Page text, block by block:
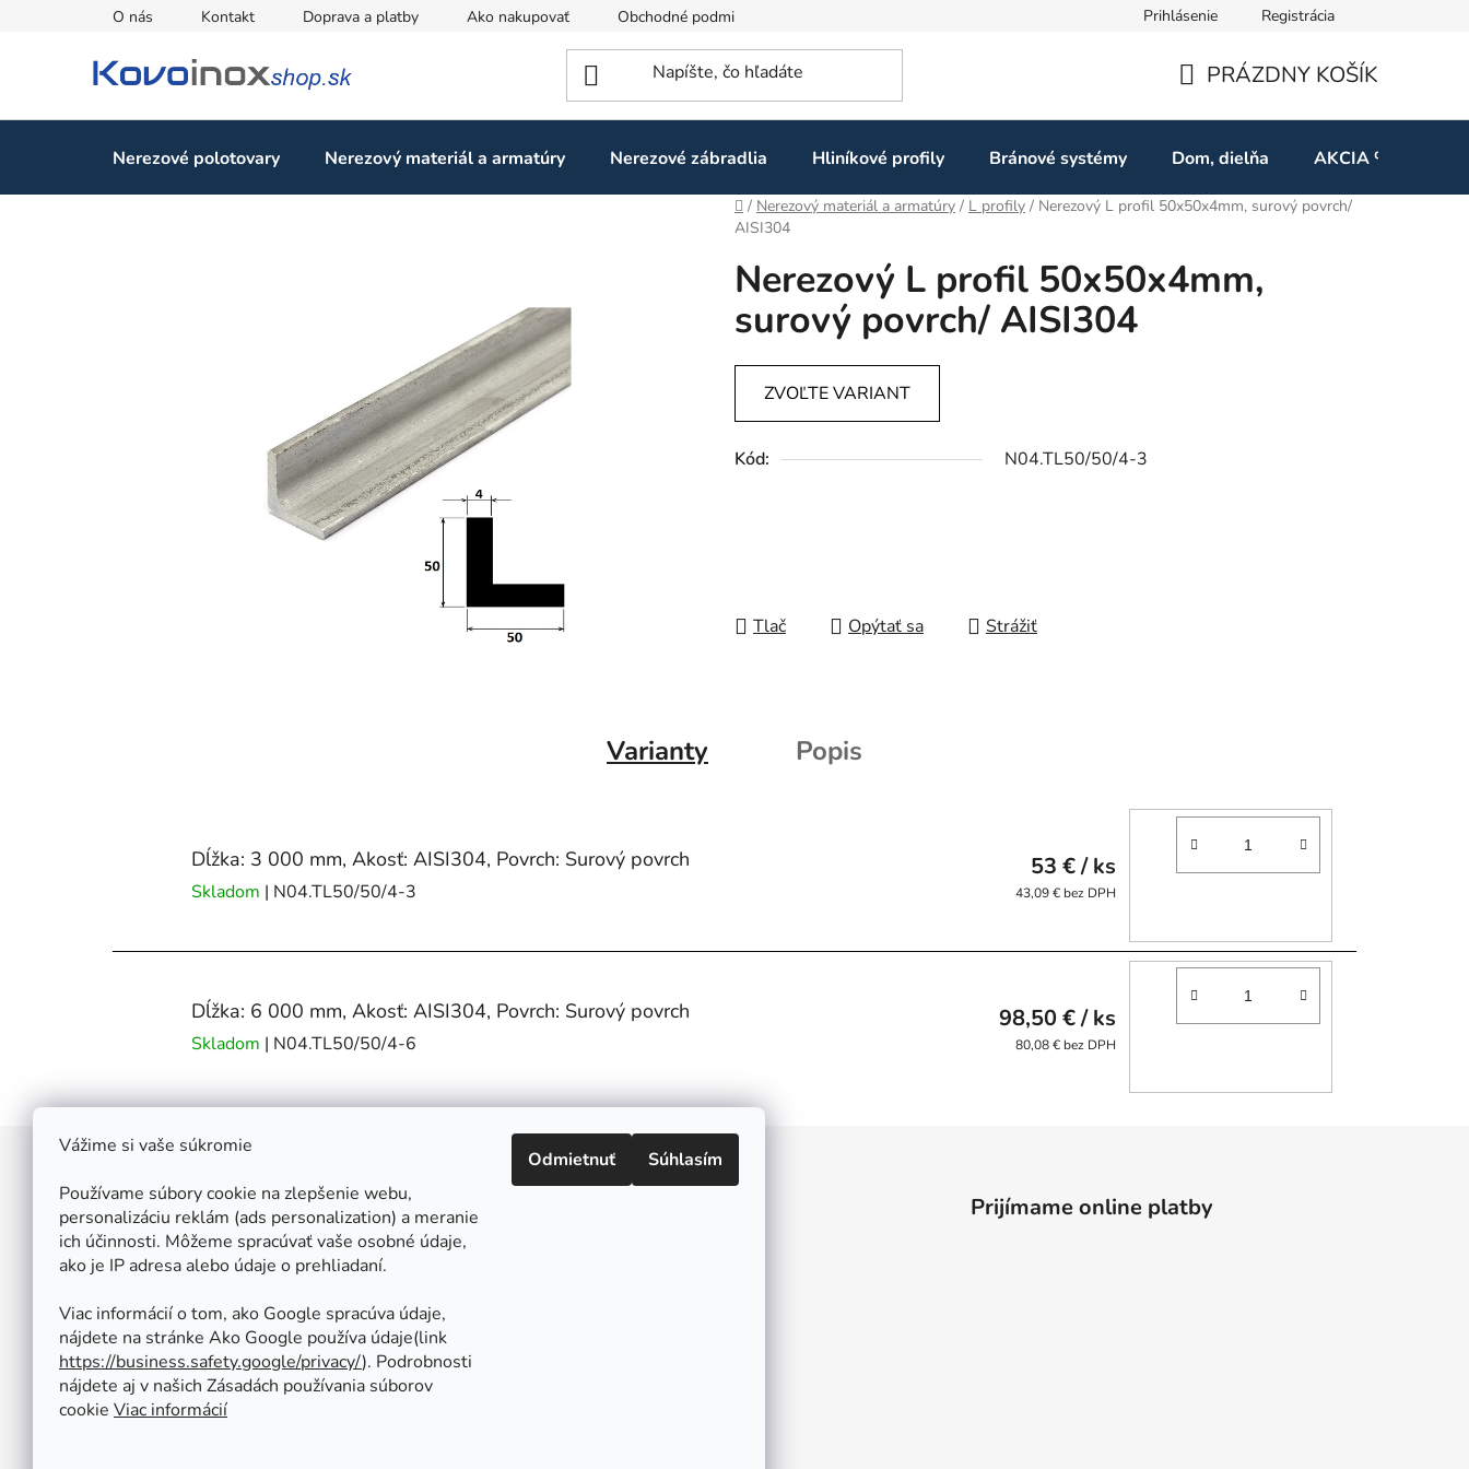
Vážime si vaše súkromie
Používame súbory cookie na zlepšenie webu,
personalizáciu reklám (ads personalization) a meranie
ich účinnosti. Môžeme spracúvať vaše osobné údaje,
ako je IP adresa alebo údaje o prehliadaní.
Viac informácií o tom, ako Google spracúva údaje,
nájdete na stránke Ako Google používa údaje(link
https://business.safety.google/privacy/⁩). Podrobnosti
nájdete aj v našich Zásadách používania súborov
cookie Viac informácií
Odmietnuť Súhlasím
O nás Kontakt Doprava a platby Ako nakupovať Obchodné podmienky Odstúpenie od zmluvy
Prihlásenie Registrácia
KOŠÍK
PRÁZDNY KOŠÍK
Nerezové polotovary Nerezový materiál a armatúry Nerezové zábradlia Hliníkové profily Bránové systémy Dom, dielňa AKCIA %
Domov
/ Nerezový materiál a armatúry / L profily / Nerezový L profil 50x50x4mm, surový povrch/
AISI304
Nerezový L profil 50x50x4mm,
surový povrch/ AISI304
ZVOĽTE VARIANT
Kód: N04.TL50/50/4-3
Tlač Opýtať sa Strážiť
Varianty Popis
Dĺžka: 3 000 mm, Akosť: AISI304, Povrch: Surový povrch
Skladom | N04.TL50/50/4-3
53 €/ ks
43,09 € bez DPH
Dĺžka: 6 000 mm, Akosť: AISI304, Povrch: Surový povrch
Skladom | N04.TL50/50/4-6
98,50 €/ ks
80,08 € bez DPH
Štefan Široký - Kovoinox
Cukrová 10
917 01 Trnava
Slovensko
IČ: 37 571 451
IČ DPH: SK 1020347779
Po-Pa: 08:00 - 12:00 13:00 - 16:30
So - Ne : ZATVORENÉ
Tel.: +421 950 427 860
obchod@kovoinox.sk
Prijímame online platby